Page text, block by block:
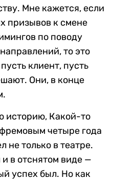
Мне кажется, если
призывов к смене
по поводу
то это
клиент, пусть
Они, в конце
историю, Какой-то
четыре года
не только в театре.
в отснятом виде —
успех был. Но как